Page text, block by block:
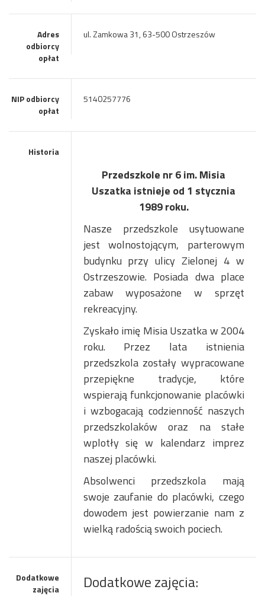
Adres
odbiorcy
opłat
ul. Zamkowa 31, 63-500 Ostrzeszów
NIP odbiorcy
opłat
5140257776
Historia
Przedszkole nr 6 im. Misia
Uszatka istnieje od 1 stycznia
1989 roku.
Nasze przedszkole usytuowane
jest wolnostojącym, parterowym
budynku przy ulicy Zielonej 4 w
Ostrzeszowie. Posiada dwa place
zabaw wyposażone w sprzęt
rekreacyjny.
Zyskało imię Misia Uszatka w 2004
roku. Przez lata istnienia
przedszkola zostały wypracowane
przepiękne tradycje, które
wspierają funkcjonowanie placówki
i wzbogacają codzienność naszych
przedszkolaków oraz na stałe
wplotły się w kalendarz imprez
naszej placówki.
Absolwenci przedszkola mają
swoje zaufanie do placówki, czego
dowodem jest powierzanie nam z
wielką radością swoich pociech.
Dodatkowe
zajęcia
Dodatkowe zajęcia: